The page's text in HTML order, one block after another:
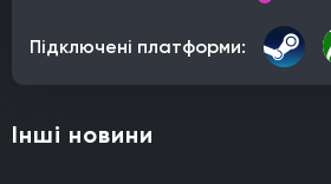
Підключені платформи:
Інші новини